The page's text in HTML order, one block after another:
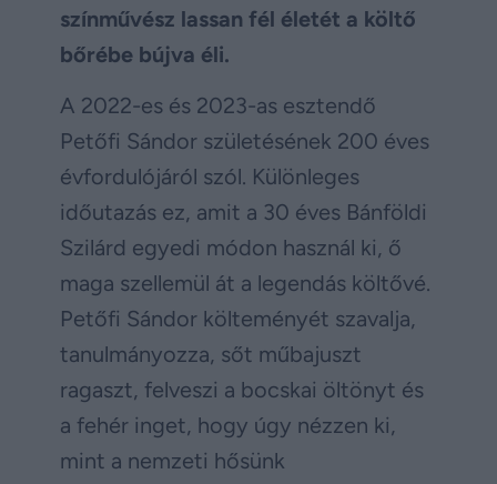
színművész lassan fél életét a költő
bőrébe bújva éli.
A 2022-es és 2023-as esztendő
Petőfi Sándor születésének 200 éves
évfordulójáról szól. Különleges
időutazás ez, amit a 30 éves Bánföldi
Szilárd egyedi módon használ ki, ő
maga szellemül át a legendás költővé.
Petőfi Sándor költeményét szavalja,
tanulmányozza, sőt műbajuszt
ragaszt, felveszi a bocskai öltönyt és
a fehér inget, hogy úgy nézzen ki,
mint a nemzeti hősünk